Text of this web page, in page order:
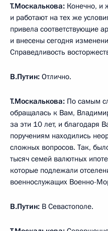
Т.Москалькова: Конечно, и
и работают на тех же
привела соответствующие
и внесены сегодня
Справедливость
В.Путин: Отлично.
Т.Москалькова: По самым
обращалась к Вам,
за эти 10 лет, и благодаря
поручениям находились
сложных вопросов. Так,
тысяч семей валютных
которые подлежали
военнослужащих Военно-
В.Путин: В Севастополе.